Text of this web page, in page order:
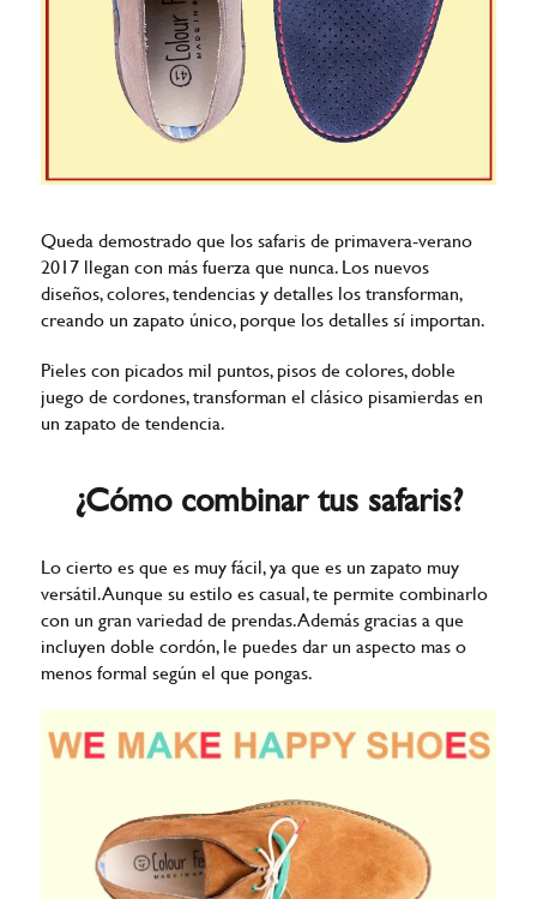
Queda demostrado que los safaris de primavera-verano
2017 llegan con más fuerza que nunca. Los nuevos
diseños, colores, tendencias y detalles los transforman,
creando un zapato único, porque los detalles sí importan.
Pieles con picados mil puntos, pisos de colores, doble
juego de cordones, transforman el clásico pisamierdas en
un zapato de tendencia.
¿Cómo combinar tus safaris?
Lo cierto es que es muy fácil, ya que es un zapato muy
versátil. Aunque su estilo es casual, te permite combinarlo
con un gran variedad de prendas. Además gracias a que
incluyen doble cordón, le puedes dar un aspecto mas o
menos formal según el que pongas.